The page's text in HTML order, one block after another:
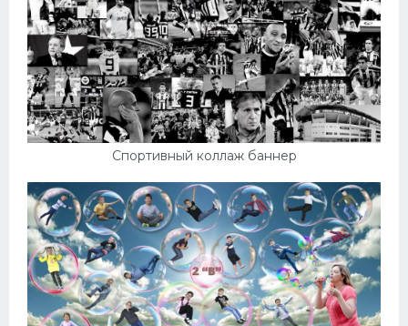
Спортивный коллаж баннер